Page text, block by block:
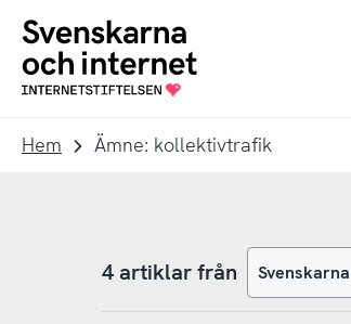
navigation
innehåll
To
startpage
Hem Ämne: kollektivtrafik
4 artiklar från